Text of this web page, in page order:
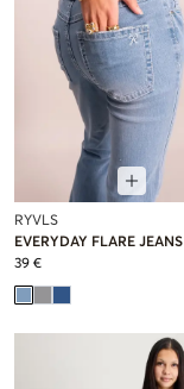
RYVLS
EVERYDAY FLARE JEANS
39 €